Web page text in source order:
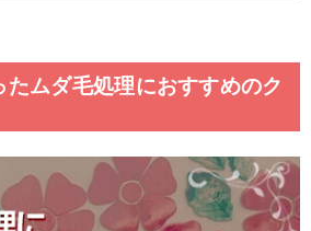
ムダ毛処理におすすめのク